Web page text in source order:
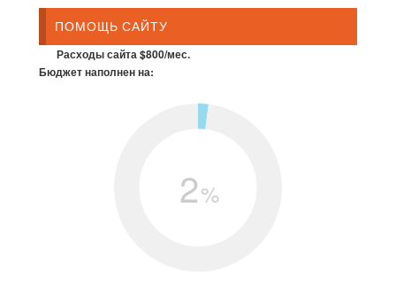
ПОМОЩЬ САЙТУ
Расходы сайта $800/мес.
Бюджет наполнен на:
2%